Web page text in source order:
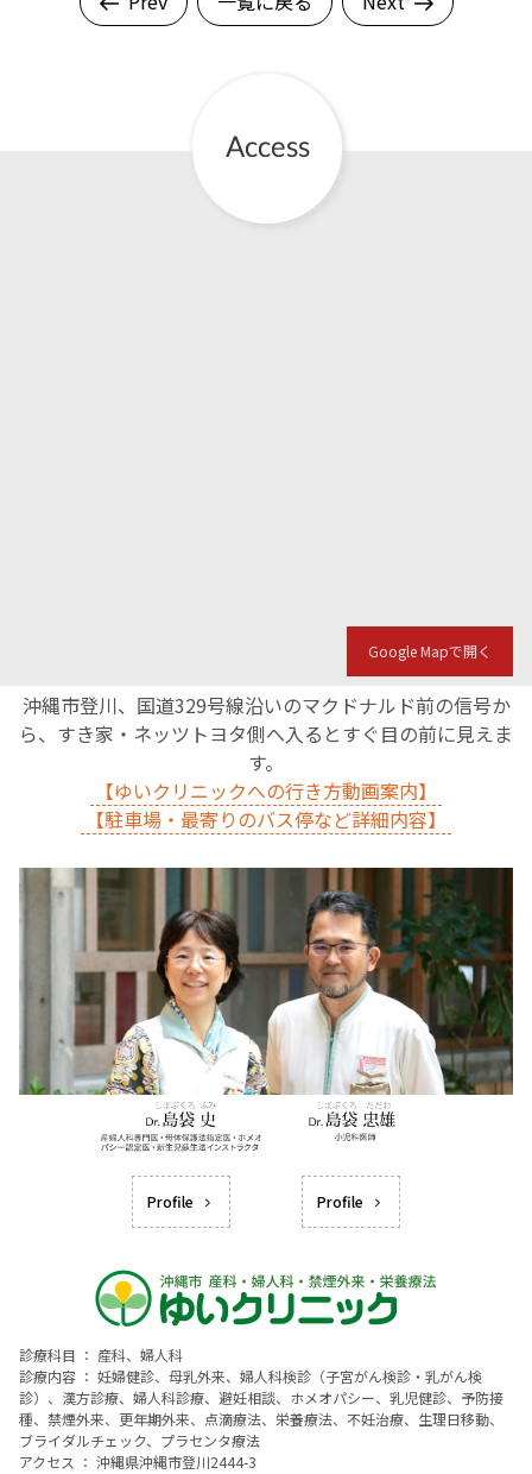
Google Mapで開く
沖縄市登川、国道329号線沿いのマクドナルド前の信号か
ら、すき家・ネッツトヨタ側へ入るとすぐ目の前に見えま
す。
【ゆいクリニックへの行き方動画案内】
【駐車場・最寄りのバス停など詳細内容】
Profile Profile
診療科目 ： 産科、婦人科
診療内容 ： 妊婦健診、母乳外来、婦人科検診（子宮がん検診・乳がん検
診）、漢方診療、婦人科診療、避妊相談、ホメオパシー、乳児健診、予防接
種、禁煙外来、更年期外来、点滴療法、栄養療法、不妊治療、生理日移動、
ブライダルチェック、プラセンタ療法
アクセス ： 沖縄県沖縄市登川2444-3